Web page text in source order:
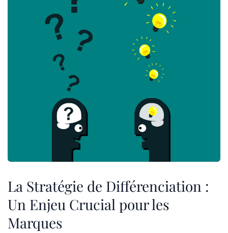
La Stratégie de Différenciation :
Un Enjeu Crucial pour les
Marques